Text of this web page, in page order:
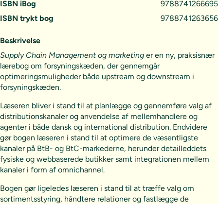
ISBN iBog
9788741266695
ISBN trykt bog
9788741263656
Beskrivelse
Supply Chain Management og marketing er en ny, praksisnær
lærebog om forsyningskæden, der gennemgår
optimeringsmuligheder både upstream og downstream i
forsyningskæden.
Læseren bliver i stand til at planlægge og gennemføre valg af
distributionskanaler og anvendelse af mellemhandlere og
agenter i både dansk og international distribution. Endvidere
gør bogen læseren i stand til at optimere de væsentligste
kanaler på BtB- og BtC-markederne, herunder detailleddets
fysiske og webbaserede butikker samt integrationen mellem
kanaler i form af omnichannel.
Bogen gør ligeledes læseren i stand til at træffe valg om
sortimentsstyring, håndtere relationer og fastlægge de